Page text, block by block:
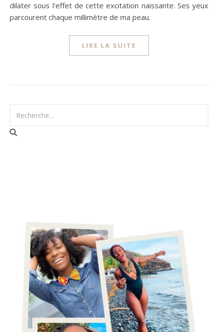
dilater sous l'effet de cette excitation naissante. Ses yeux
parcourent chaque millimètre de ma peau.
LIRE LA SUITE